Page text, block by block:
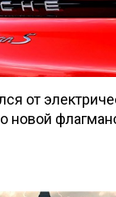
от
новой